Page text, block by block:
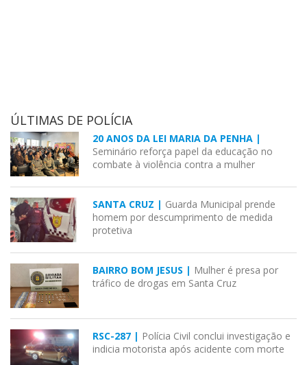
ÚLTIMAS DE POLÍCIA
20 ANOS DA LEI MARIA DA PENHA |
Seminário reforça papel da educação no
combate à violência contra a mulher
SANTA CRUZ | Guarda Municipal prende
homem por descumprimento de medida
protetiva
BAIRRO BOM JESUS | Mulher é presa por
tráfico de drogas em Santa Cruz
RSC-287 | Polícia Civil conclui investigação e
indicia motorista após acidente com morte